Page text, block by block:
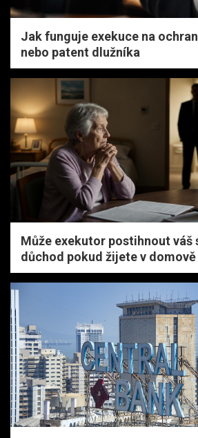
Jak funguje exekuce na
nebo patent dlužníka
Může exekutor postihnout váš
důchod pokud žijete v